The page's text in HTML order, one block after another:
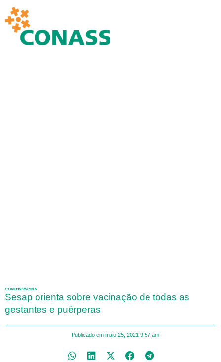
COVID19 VACINA
Sesap orienta sobre vacinação de todas as
gestantes e puérperas
Publicado em maio 25, 2021 9:57 am